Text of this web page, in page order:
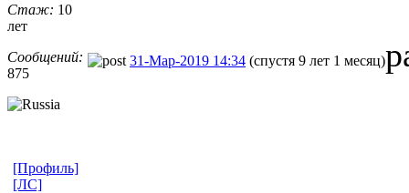
Стаж: 10
лет
Сообщений:
875
31-Мар-2019 14:34 (спустя 9 лет 1 месяц)
[Профиль]
[ЛС]